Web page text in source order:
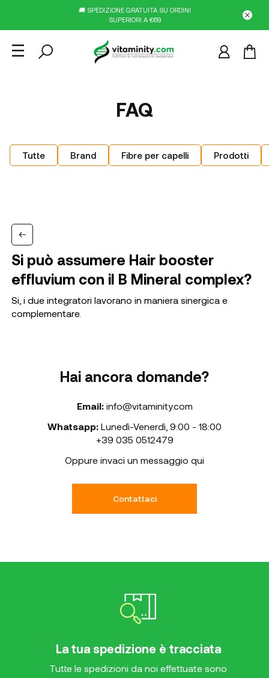
🚚 SPEDIZIONE GRATUITA SU ORDINI
SUPERIORI A €69
FAQ
Tutte Brand Fibre per capelli Prodotti
Si può assumere Hair booster
effluvium con il B Mineral complex?
Si, i due integratori lavorano in maniera sinergica e
complementare.
Hai ancora domande?
Email: info@vitaminity.com
Whatsapp: Lunedì-Venerdì 9:00 - 18:00
+39 035 0512479
Oppure invaci un messaggio qui
Contattaci
La tua spedizione è tracciata
Tutte le spedizioni da noi effettuate sono